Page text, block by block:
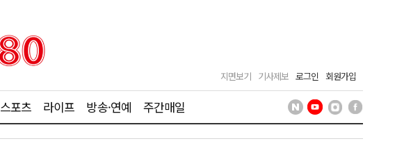
지면보기 기사제보 로그인 회원가입
스포츠 라이프 방송·연예 주간매일